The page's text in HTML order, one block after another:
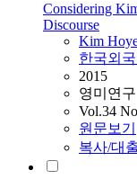
Considering
Discourse
Kim
한국외
2015
영미연구
Vol.34
원문보기
복사/대